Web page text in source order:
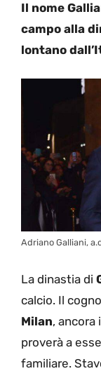
Il nome
campo alla
lontano
Adriano Galliani,
La dinastia di
calcio. Il
Milan, ancora
proverà a
familiare.